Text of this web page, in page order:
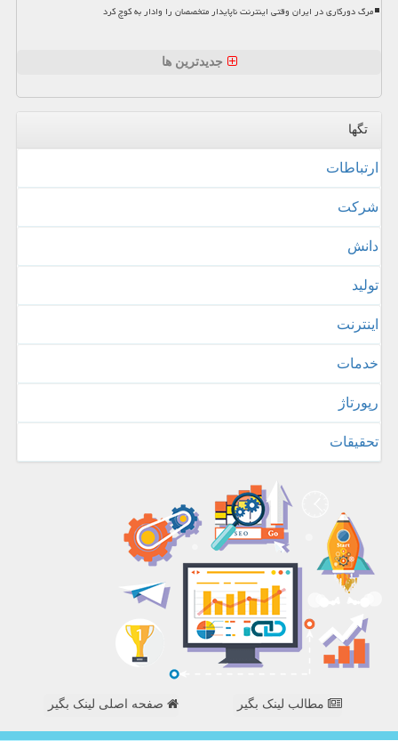
مرگ دورکاری در ایران وقتی اینترنت ناپایدار متخصصان را وادار به کوچ کرد
جدیدترین ها
تگها
ارتباطات
شركت
دانش
تولید
اینترنت
خدمات
رپورتاژ
تحقیقات
مطالب لینک بگیر صفحه اصلی لینک بگیر